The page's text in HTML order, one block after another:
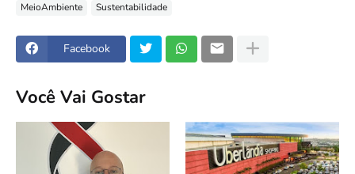
MeioAmbiente
Sustentabilidade
Facebook
Você Vai Gostar